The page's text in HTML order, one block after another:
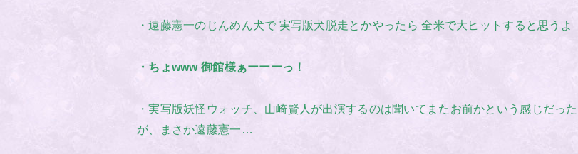
・遠藤憲一のじんめん犬で 実写版犬脱走とかやったら 全米で大ヒットすると思うよ
・ちょwww 御館様ぁーーーっ！
・実写版妖怪ウォッチ、山崎賢人が出演するのは聞いてまたお前かという感じだった
が、まさか遠藤憲一…